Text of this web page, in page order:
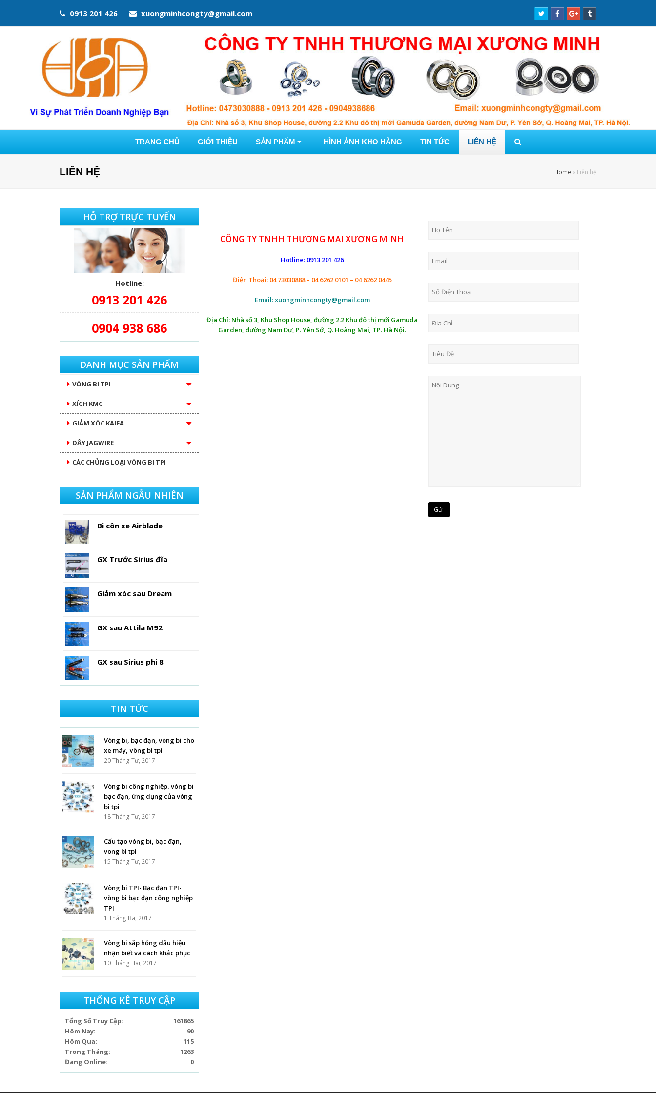
0913 201 426 xuongminhcongty@gmail.com
Twitter
Profile
Facebook
Profile
Google
Plus
Profile
Profile
TRANG CHỦ GIỚI THIỆU SẢN PHẨM HÌNH ẢNH KHO HÀNG TIN TỨC LIÊN HỆ
LIÊN HỆ Home » Liên hệ
CÔNG TY TNHH THƯƠNG MẠI XƯƠNG MINH
Hotline: 0913 201 426
Điện Thoại: 04 73030888 – 04 6262 0101 – 04 6262 0445
Email: xuongminhcongty@gmail.com
Địa Chỉ: Nhà số 3, Khu Shop House, đường 2.2 Khu đô thị mới Gamuda
Garden, đường Nam Dư, P. Yên Sở, Q. Hoàng Mai, TP. Hà Nội.
HỖ TRỢ TRỰC TUYẾN
Hotline:
0913 201 426
0904 938 686
DANH MỤC SẢN PHẨM
VÒNG BI TPI
XÍCH KMC
GIẢM XÓC KAIFA
DÂY JAGWIRE
CÁC CHỦNG LOẠI VÒNG BI TPI
SẢN PHẨM NGẪU NHIÊN
Bi côn xe Airblade
GX Trước Sirius đĩa
Giảm xóc sau Dream
GX sau Attila M92
GX sau Sirius phi 8
TIN TỨC
Vòng bi, bạc đạn, vòng bi cho
xe máy, Vòng bi tpi
20 Tháng Tư, 2017
Vòng bi công nghiệp, vòng bi
bạc đạn, ứng dụng của vòng
bi tpi
18 Tháng Tư, 2017
Cấu tạo vòng bi, bạc đạn,
vong bi tpi
15 Tháng Tư, 2017
Vòng bi TPI- Bạc đạn TPI-
vòng bi bạc đạn công nghiệp
TPI
1 Tháng Ba, 2017
Vòng bi sắp hỏng dấu hiệu
nhận biết và cách khắc phục
10 Tháng Hai, 2017
THỐNG KÊ TRUY CẬP
161865
Tổng Số Truy Cập:
90
Hôm Nay:
115
Hôm Qua:
1263
Trong Tháng:
0
Đang Online: